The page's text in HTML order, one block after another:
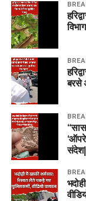
बरसे
संदेश|